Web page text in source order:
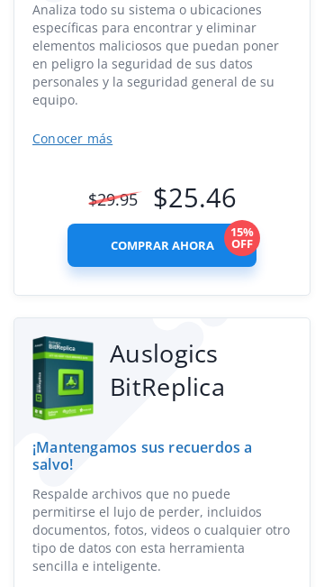
Analiza todo su sistema o ubicaciones
específicas para encontrar y eliminar
elementos maliciosos que puedan poner
en peligro la seguridad de sus datos
personales y la seguridad general de su
equipo.
Conocer más
$29.95 $25.46
COMPRAR AHORA
15%
OFF
Auslogics
BitReplica
¡Mantengamos sus recuerdos a
salvo!
Respalde archivos que no puede
permitirse el lujo de perder, incluidos
documentos, fotos, videos o cualquier otro
tipo de datos con esta herramienta
sencilla e inteligente.